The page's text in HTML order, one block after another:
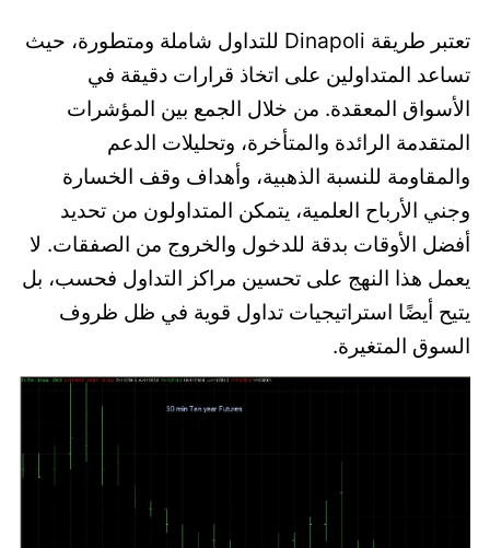
تعتبر طريقة Dinapoli للتداول شاملة ومتطورة، حيث
تساعد المتداولين على اتخاذ قرارات دقيقة في
الأسواق المعقدة. من خلال الجمع بين المؤشرات
المتقدمة الرائدة والمتأخرة، وتحليلات الدعم
والمقاومة للنسبة الذهبية، وأهداف وقف الخسارة
وجني الأرباح العلمية، يتمكن المتداولون من تحديد
أفضل الأوقات بدقة للدخول والخروج من الصفقات. لا
يعمل هذا النهج على تحسين مراكز التداول فحسب، بل
يتيح أيضًا استراتيجيات تداول قوية في ظل ظروف
السوق المتغيرة.